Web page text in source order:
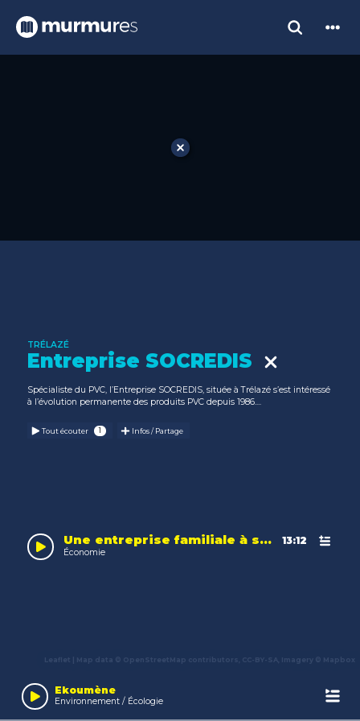
TRÉLAZÉ
Entreprise SOCREDIS
Spécialiste du PVC, l’Entreprise SOCREDIS, située à Trélazé s’est intéressé
à l’évolution permanente des produits PVC depuis 1986....
Tout écouter Infos / Partage
Une entreprise familiale à succès
Économie
13:12
Leaflet | Map data © OpenStreetMap contributors, CC-BY-SA , Imagery © Mapbox
Player
Ekoumène
Environnement / Écologie